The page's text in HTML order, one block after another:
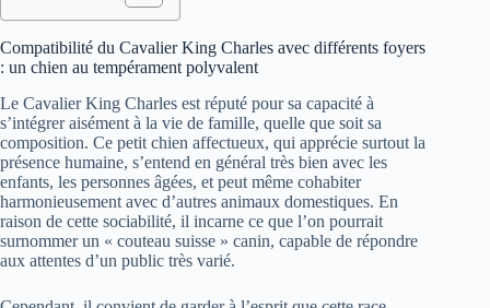
Compatibilité du Cavalier King Charles avec différents foyers
: un chien au tempérament polyvalent
Le Cavalier King Charles est réputé pour sa capacité à
s’intégrer aisément à la vie de famille, quelle que soit sa
composition. Ce petit chien affectueux, qui apprécie surtout la
présence humaine, s’entend en général très bien avec les
enfants, les personnes âgées, et peut même cohabiter
harmonieusement avec d’autres animaux domestiques. En
raison de cette sociabilité, il incarne ce que l’on pourrait
surnommer un « couteau suisse » canin, capable de répondre
aux attentes d’un public très varié.